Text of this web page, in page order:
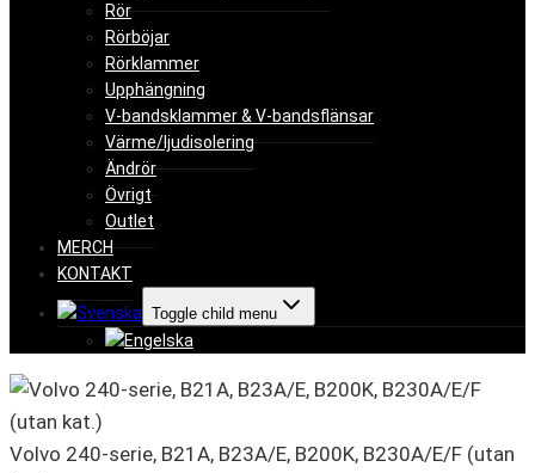
Rör
Rörböjar
Rörklammer
Upphängning
V-bandsklammer & V-bandsflänsar
Värme/ljudisolering
Ändrör
Övrigt
Outlet
MERCH
KONTAKT
Toggle child menu
Volvo 240-serie, B21A, B23A/E, B200K, B230A/E/F (utan